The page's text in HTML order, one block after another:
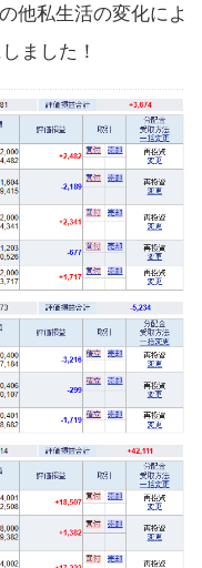
他私生活の変化によ
ました！